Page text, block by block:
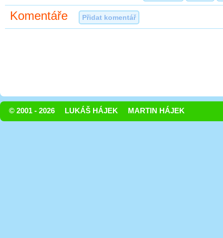
Komentáře Přidat komentář
© 2001 - 2026 LUKÁŠ HÁJEK MARTIN HÁJEK